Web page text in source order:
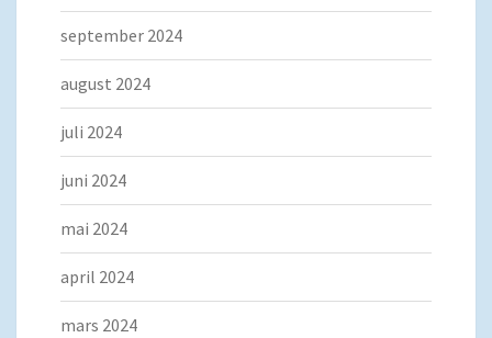
september 2024
august 2024
juli 2024
juni 2024
mai 2024
april 2024
mars 2024